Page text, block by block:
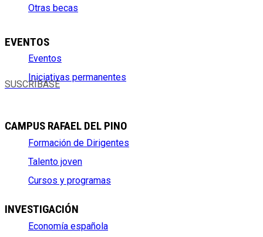
Otras becas
EVENTOS
Eventos
Iniciativas permanentes
SUSCRÍBASE
CAMPUS RAFAEL DEL PINO
Formación de Dirigentes
Talento joven
Cursos y programas
INVESTIGACIÓN
Economía española